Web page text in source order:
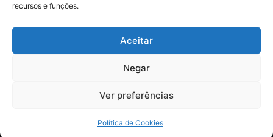
recursos e funções.
Aceitar
Negar
Ver preferências
Política de Cookies
Política de Cookies (BR)
© DF em destaque 2023. Todos direitos reservados.